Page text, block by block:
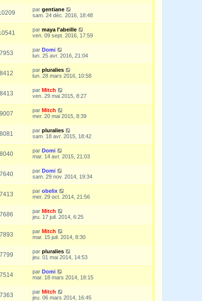
par gentiane
sam. 24 déc. 2016, 18:48
par maya l'abeille
ven. 09 sept. 2016, 17:59
7953 par Domi
lun. 25 avr. 2016, 21:04
8412 par pluralies
lun. 28 mars 2016, 10:58
8413 par Mitch
ven. 29 mai 2015, 8:27
9007 par Mitch
mer. 20 mai 2015, 8:39
8081 par pluralies
sam. 18 avr. 2015, 18:42
8040 par Domi
mar. 14 avr. 2015, 21:03
7640 par Domi
sam. 29 nov. 2014, 19:34
7413 par obelix
mer. 29 oct. 2014, 21:56
7686 par Mitch
jeu. 17 juil. 2014, 6:25
7893 par Mitch
mar. 15 juil. 2014, 8:30
7799 par pluralies
jeu. 01 mai 2014, 14:53
7514 par Domi
mar. 18 mars 2014, 18:15
7363 par Mitch
jeu. 06 mars 2014, 16:45